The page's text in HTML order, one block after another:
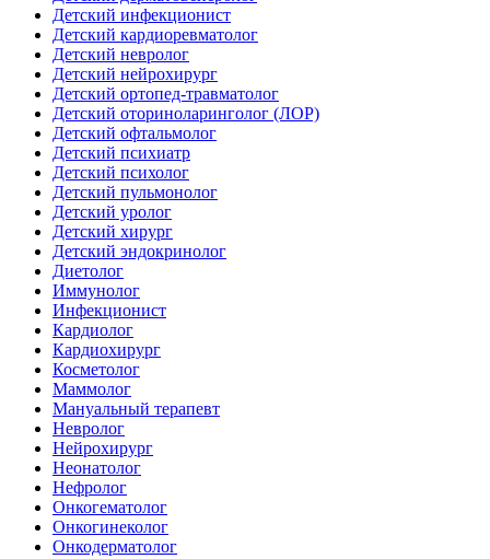
Детский инфекционист
Детский кардиоревматолог
Детский невролог
Детский нейрохирург
Детский ортопед-травматолог
Детский оториноларинголог (ЛОР)
Детский офтальмолог
Детский психиатр
Детский психолог
Детский пульмонолог
Детский уролог
Детский хирург
Детский эндокринолог
Диетолог
Иммунолог
Инфекционист
Кардиолог
Кардиохирург
Косметолог
Маммолог
Мануальный терапевт
Невролог
Нейрохирург
Неонатолог
Нефролог
Онкогематолог
Онкогинеколог
Онкодерматолог